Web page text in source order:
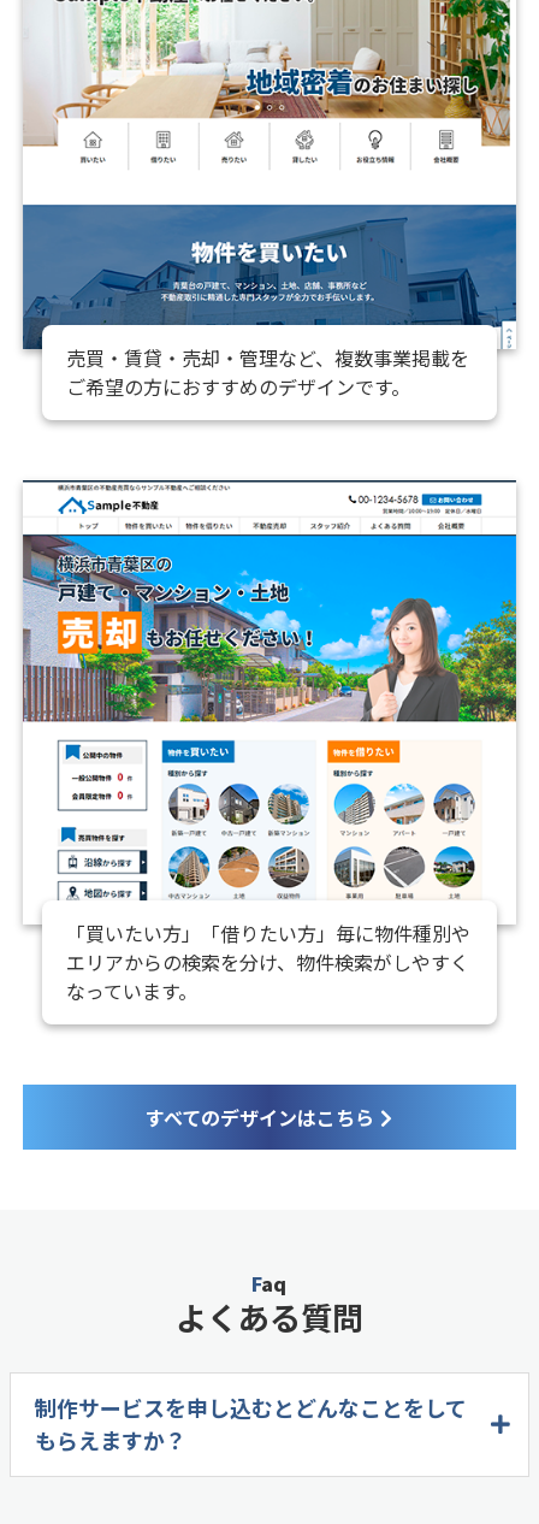
売買・賃貸・売却・管理など、複数事業掲載を
ご希望の方におすすめのデザインです。
「買いたい方」「借りたい方」毎に物件種別や
エリアからの検索を分け、物件検索がしやすく
なっています。
すべてのデザインはこちら
Faq
よくある質問
制作サービスを申し込むとどんなことをして
もらえますか？